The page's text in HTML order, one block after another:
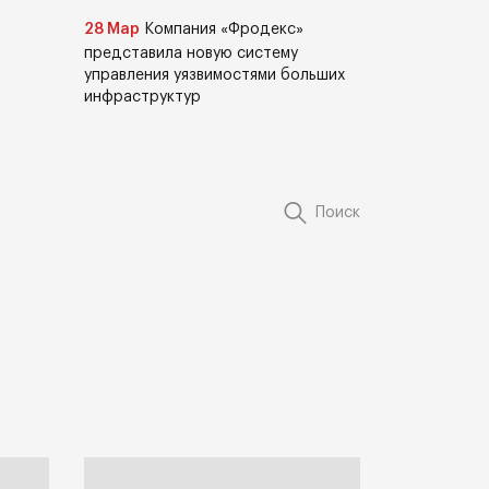
28 Мар Компания «Фродекс»
представила новую систему
управления уязвимостями больших
инфраструктур
Поиск